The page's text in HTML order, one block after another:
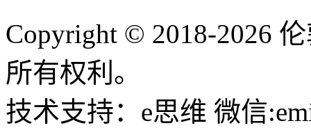
Copyright © 2018-2026
所有权利。
技术支持：e思维 微信